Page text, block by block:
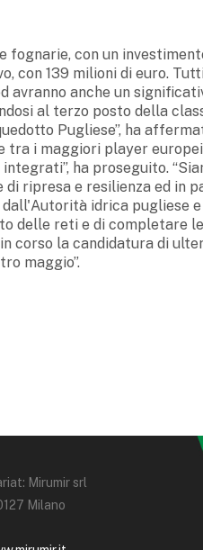
con un
con 139 milioni di euro.
avranno anche un
al terzo posto della
Pugliese”, ha
tra i maggiori player
ha proseguito.
ripresa e resilienza ed in
idrica pugliese
delle reti e di completare
in corso la candidatura di
maggio”.
Mirumir srl
Milano